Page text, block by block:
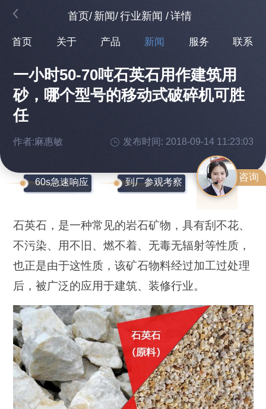
首页/ 新闻/行业新闻 /详情
首页 关于 产品 新闻 服务 联系
一小时50-70吨石英石用作建筑用
砂，哪个型号的移动式破碎机可胜
任
作者:麻惠敏 发布时间: 2018-09-14 11:23:03
咨询
60s急速响应 到厂参观考察
石英石，是一种常见的岩石矿物，具有刮不花、
不污染、用不旧、燃不着、无毒无辐射等性质，
也正是由于这性质，该矿石物料经过加工过处理
后，被广泛的应用于建筑、装修行业。